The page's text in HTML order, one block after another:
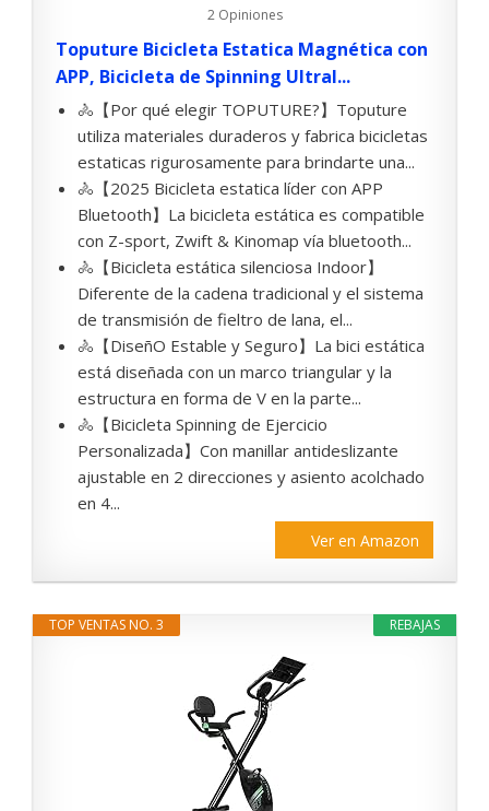
2 Opiniones
Toputure Bicicleta Estatica Magnética con
APP, Bicicleta de Spinning Ultral...
🚴【Por qué elegir TOPUTURE?】Toputure
utiliza materiales duraderos y fabrica bicicletas
estaticas rigurosamente para brindarte una...
🚴【2025 Bicicleta estatica líder con APP
Bluetooth】La bicicleta estática es compatible
con Z-sport, Zwift & Kinomap vía bluetooth...
🚴【Bicicleta estática silenciosa Indoor】
Diferente de la cadena tradicional y el sistema
de transmisión de fieltro de lana, el...
🚴【DiseñO Estable y Seguro】La bici estática
está diseñada con un marco triangular y la
estructura en forma de V en la parte...
🚴【Bicicleta Spinning de Ejercicio
Personalizada】Con manillar antideslizante
ajustable en 2 direcciones y asiento acolchado
en 4...
Ver en Amazon
REBAJAS
TOP VENTAS NO. 3